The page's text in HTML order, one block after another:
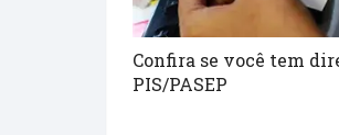
Confira se você tem
PIS/PASEP